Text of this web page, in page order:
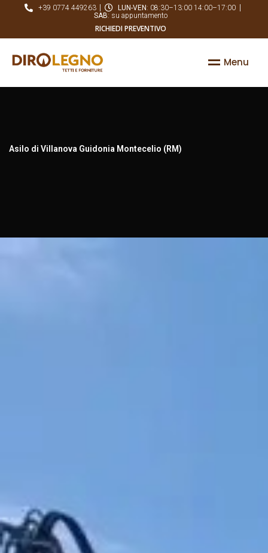
+39 0774 449263 LUN-VEN: 08:30–13:00 14:00–17:00
SAB: su appuntamento
RICHIEDI PREVENTIVO
Menu
Asilo di Villanova Guidonia Montecelio (RM)